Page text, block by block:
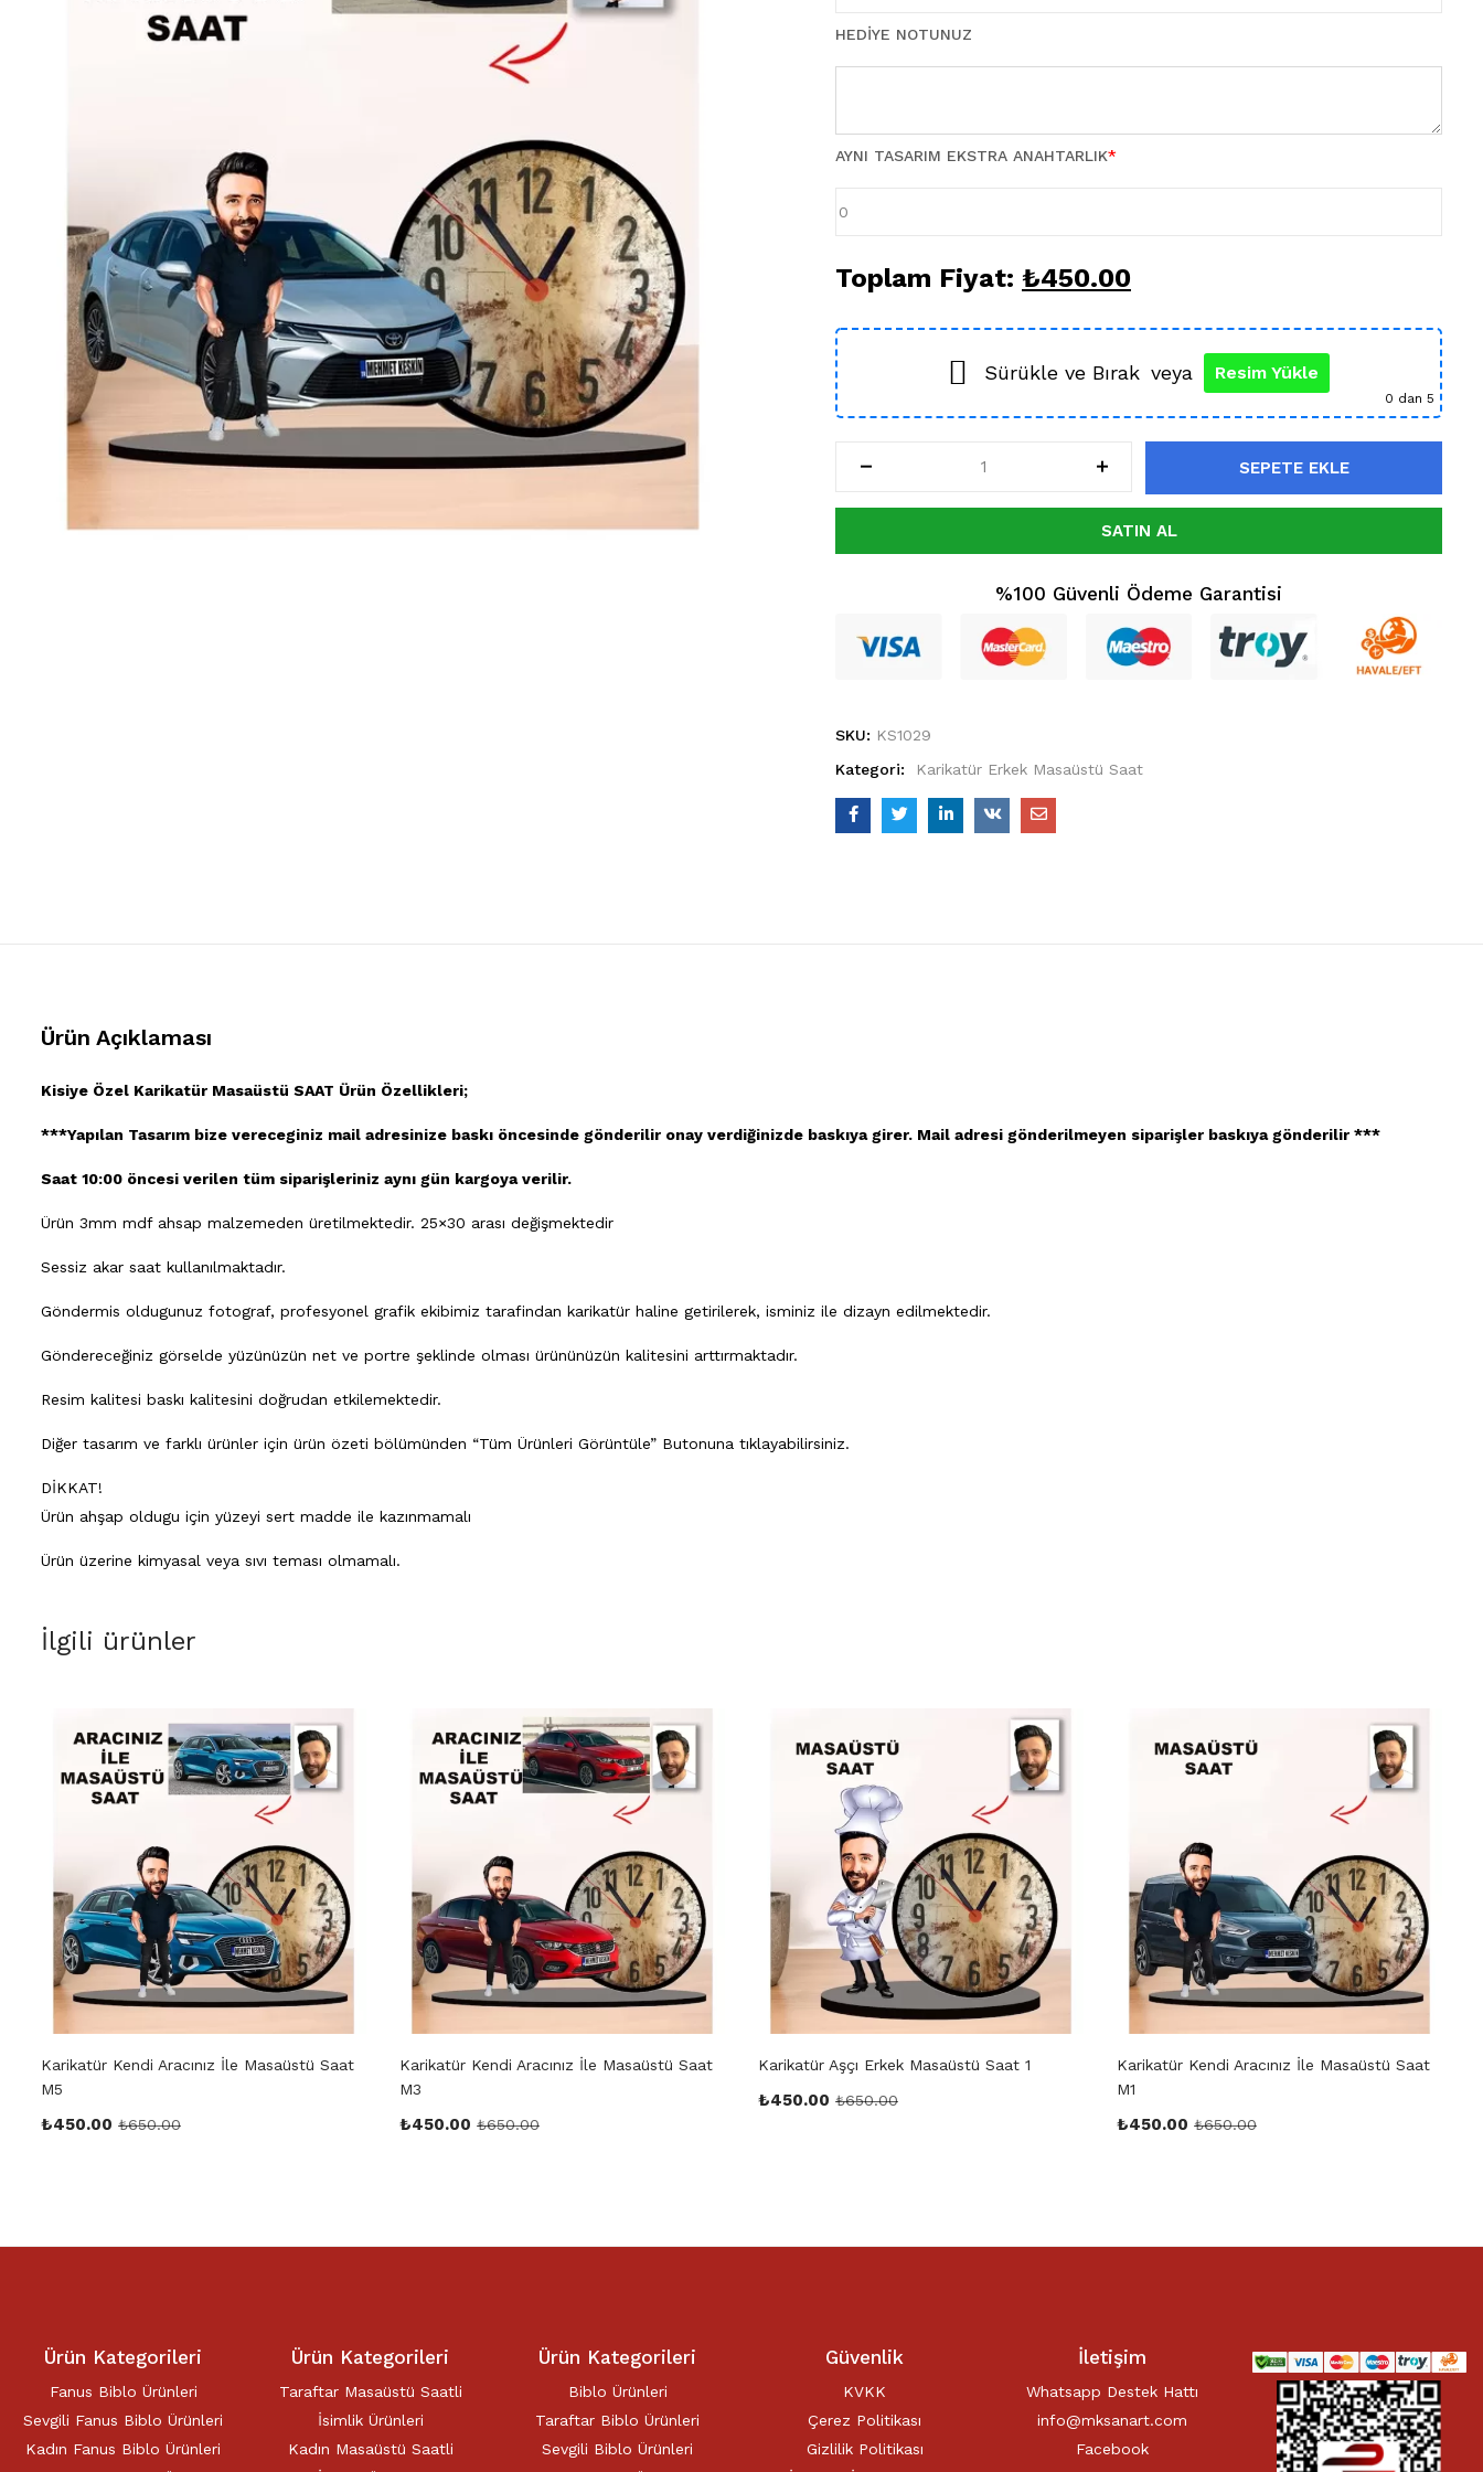
HEDIYE NOTUNUZ
AYNI TASARIM EKSTRA ANAHTARLIK*
Toplam Fiyat: ₺450.00
Sürükle ve Bırak veya Resim Yükle
0 dan 5
SEPETE EKLE
SATIN AL
%100 Güvenli Ödeme Garantisi
SKU: KS1029
Kategori:
Karikatür Erkek Masaüstü Saat
Ürün Açıklaması
Kisiye Özel Karikatür Masaüstü SAAT Ürün Özellikleri;
***Yapılan Tasarım bize vereceginiz mail adresinize baskı öncesinde gönderilir onay verdiğinizde baskıya girer. Mail adresi gönderilmeyen siparişler baskıya gönderilir ***
Saat 10:00 öncesi verilen tüm siparişleriniz aynı gün kargoya verilir.
Ürün 3mm mdf ahsap malzemeden üretilmektedir. 25×30 arası değişmektedir
Sessiz akar saat kullanılmaktadır.
Göndermis oldugunuz fotograf, profesyonel grafik ekibimiz tarafindan karikatür haline getirilerek, isminiz ile dizayn edilmektedir.
Göndereceğiniz görselde yüzünüzün net ve portre şeklinde olması ürününüzün kalitesini arttırmaktadır.
Resim kalitesi baskı kalitesini doğrudan etkilemektedir.
Diğer tasarım ve farklı ürünler için ürün özeti bölümünden “Tüm Ürünleri Görüntüle” Butonuna tıklayabilirsiniz.
DİKKAT!
Ürün ahşap oldugu için yüzeyi sert madde ile kazınmamalı
Ürün üzerine kimyasal veya sıvı teması olmamalı.
İlgili ürünler
Karikatür Kendi Aracınız İle Masaüstü Saat
M5
₺450.00 ₺650.00
Karikatür Kendi Aracınız İle Masaüstü Saat
M3
₺450.00 ₺650.00
Karikatür Aşçı Erkek Masaüstü Saat 1
₺450.00 ₺650.00
Karikatür Kendi Aracınız İle Masaüstü Saat
M1
₺450.00 ₺650.00
Ürün Kategorileri
Fanus Biblo Ürünleri
Sevgili Fanus Biblo Ürünleri
Kadın Fanus Biblo Ürünleri
Ürün Kategorileri
Taraftar Masaüstü Saatli
İsimlik Ürünleri
Kadın Masaüstü Saatli
Ürün Kategorileri
Biblo Ürünleri
Taraftar Biblo Ürünleri
Sevgili Biblo Ürünleri
Güvenlik
KVKK
Çerez Politikası
Gizlilik Politikası
İletişim
Whatsapp Destek Hattı
info@mksanart.com
Facebook